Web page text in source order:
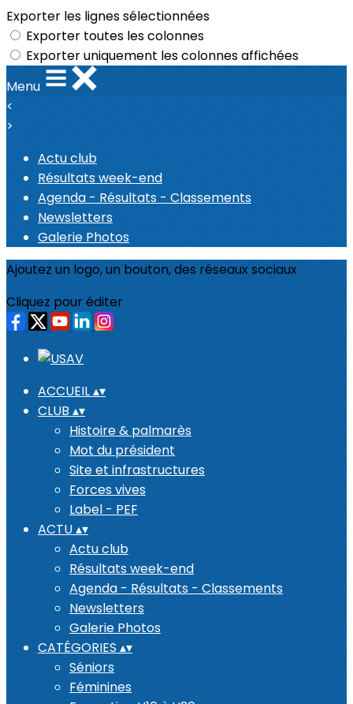
Exporter les lignes sélectionnées
Exporter toutes les colonnes
Exporter uniquement les colonnes affichées
Menu
<
>
Actu club
Résultats week-end
Agenda - Résultats - Classements
Newsletters
Galerie Photos
Ajoutez un logo, un bouton, des réseaux sociaux
Cliquez pour éditer
ACCUEIL▴▾
CLUB ▴▾
Histoire & palmarès
Mot du président
Site et infrastructures
Forces vives
Label - PEF
ACTU▴▾
Actu club
Résultats week-end
Agenda - Résultats - Classements
Newsletters
Galerie Photos
CATÉGORIES ▴▾
Séniors
Féminines